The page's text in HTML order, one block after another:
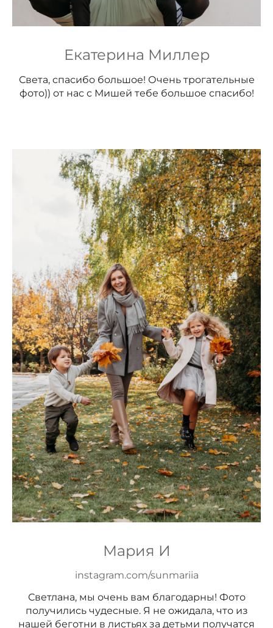
Екатерина Миллер
Света, спасибо большое! Очень трогательные
фото)) от нас с Мишей тебе большое спасибо!
Мария И
instagram.com/sunmariia
Светлана, мы очень вам благодарны! Фото
получились чудесные. Я не ожидала, что из
нашей беготни в листьях за детьми получатся